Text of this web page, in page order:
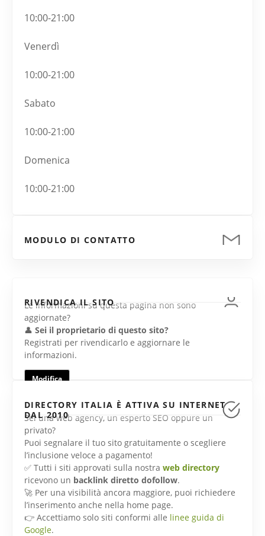
10:00-21:00
Venerdì
10:00-21:00
Sabato
10:00-21:00
Domenica
10:00-21:00
MODULO DI CONTATTO
RIVENDICA IL SITO
Le informazioni su questa pagina non sono
aggiornate?
👤 Sei il proprietario di questo sito?
Registrati per rivendicarlo e aggiornare le
informazioni.
Modifica
DIRECTORY ITALIA È ATTIVA SU INTERNET
DAL 2010
Sei una web agency, un esperto SEO oppure un
privato?
Puoi segnalare il tuo sito gratuitamente o scegliere
l’inclusione veloce a pagamento!
✅ Tutti i siti approvati sulla nostra web directory
ricevono un backlink diretto dofollow.
🚀 Per una visibilità ancora maggiore, puoi richiedere
l’inserimento anche nella home page.
👉 Accettiamo solo siti conformi alle linee guida di
Google.